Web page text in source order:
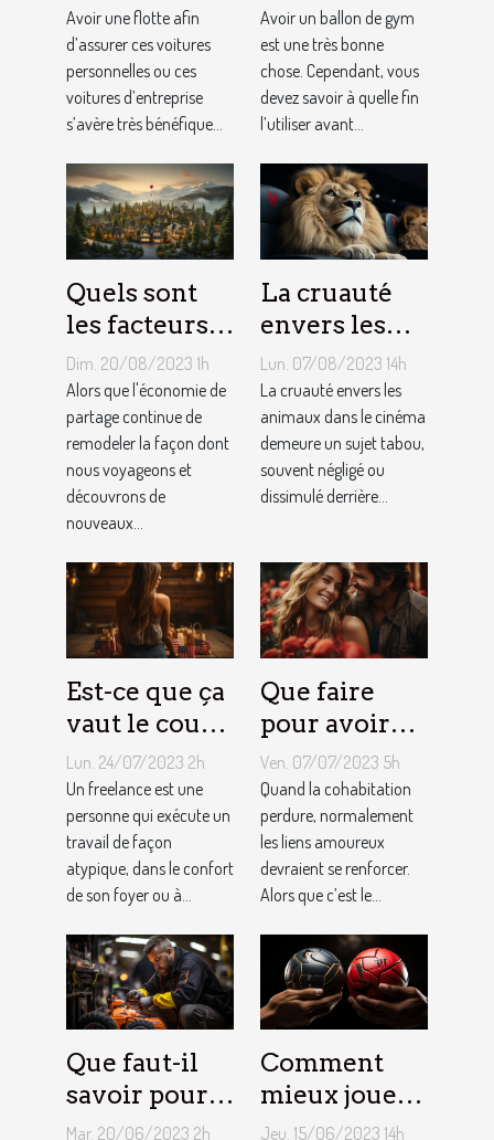
flotte : est-il
si
bénéfique ?
Avoir une flotte afin
d’assurer ces voitures
personnelles ou ces
voitures d’entreprise
s’avère très bénéfique...
faire avec un
ballon de
gym ?
Avoir un ballon de gym
est une très bonne
chose. Cependant, vous
devez savoir à quelle fin
l’utiliser avant...
Quels sont
les facteurs
qui sous-
tendent la
tarification
des services
de
conciergerie
Dim. 20/08/2023 1h
Alors que l'économie de
partage continue de
remodeler la façon dont
nous voyageons et
découvrons de
nouveaux...
La cruauté
envers les
animaux
dans le
cinéma : un
sujet tabou
Lun. 07/08/2023 14h
La cruauté envers les
animaux dans le cinéma
demeure un sujet tabou,
souvent négligé ou
dissimulé derrière...
Est-ce que ça
vaut le coup
de devenir
indépendant
?
Lun. 24/07/2023 2h
Un freelance est une
personne qui exécute un
travail de façon
atypique, dans le confort
de son foyer ou à...
Que faire
pour avoir
toujours la
vie rose en
couple ?
Ven. 07/07/2023 5h
Quand la cohabitation
perdure, normalement
les liens amoureux
devraient se renforcer.
Alors que c’est le...
Que faut-il
savoir pour
un meilleur
Mar. 20/06/2023 2h
Comment
mieux jouer
pour gagner
Jeu. 15/06/2023 14h